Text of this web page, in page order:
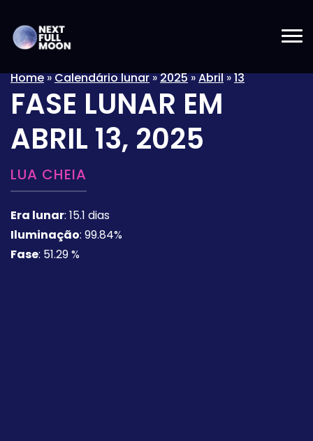
Home»Calendário lunar»2025»Abril»13
FASE LUNAR EM
ABRIL 13, 2025
LUA CHEIA
Era lunar: 15.1 dias
Iluminação: 99.84%
Fase: 51.29 %